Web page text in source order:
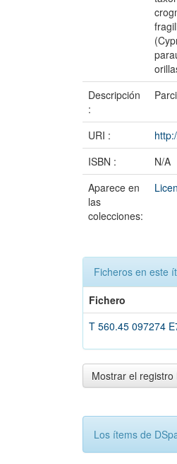
Descripción
:
URI :
ISBN :
N/A
Aparece en
las
colecciones:
Ficheros en este
Fichero
T 560.45 097274
Mostrar el
Los ítems de